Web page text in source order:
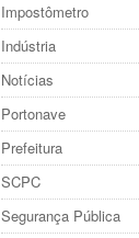
Impostômetro
Indústria
Notícias
Portonave
Prefeitura
SCPC
Segurança Pública